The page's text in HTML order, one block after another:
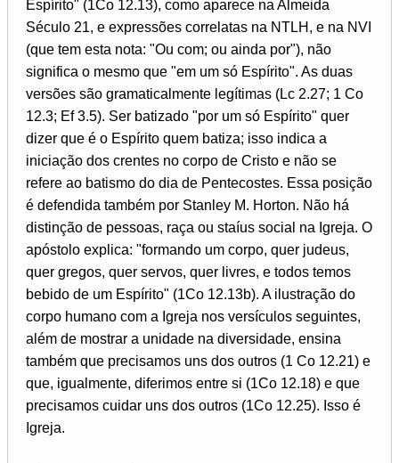
Espírito" (1Co 12.13), como aparece na Almeida
Século 21, e expressões correlatas na NTLH, e na NVI
(que tem esta nota: "Ou com; ou ainda por"), não
significa o mesmo que "em um só Espírito". As duas
versões são gramaticalmente legítimas (Lc 2.27; 1 Co
12.3; Ef 3.5). Ser batizado "por um só Espírito" quer
dizer que é o Espírito quem batiza; isso indica a
iniciação dos crentes no corpo de Cristo e não se
refere ao batismo do dia de Pentecostes. Essa posição
é defendida também por Stanley M. Horton. Não há
distinção de pessoas, raça ou staíus social na Igreja. O
apóstolo explica: "formando um corpo, quer judeus,
quer gregos, quer servos, quer livres, e todos temos
bebido de um Espírito" (1Co 12.13b). A ilustração do
corpo humano com a Igreja nos versículos seguintes,
além de mostrar a unidade na diversidade, ensina
também que precisamos uns dos outros (1 Co 12.21) e
que, igualmente, diferimos entre si (1Co 12.18) e que
precisamos cuidar uns dos outros (1Co 12.25). Isso é
Igreja.